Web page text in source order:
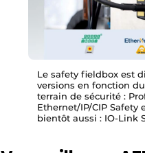
Le safety fieldbox est
versions en fonction
terrain de sécurité :
Ethernet/IP/CIP Safety
bientôt aussi : IO-Link